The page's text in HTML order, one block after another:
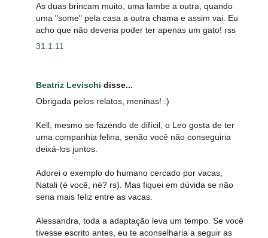
As duas brincam muito, uma lambe a outra, quando
uma "some" pela casa a outra chama e assim vai. Eu
acho que não deveria poder ter apenas um gato! rss
31.1.11
Beatriz Levischi disse...
Obrigada pelos relatos, meninas! :)
Kell, mesmo se fazendo de difícil, o Leo gosta de ter
uma companhia felina, senão você não conseguiria
deixá-los juntos.
Adorei o exemplo do humano cercado por vacas,
Natali (é você, né? rs). Mas fiquei em dúvida se não
seria mais feliz entre as vacas.
Alessandra, toda a adaptação leva um tempo. Se você
tivesse escrito antes, eu te aconselharia a seguir as